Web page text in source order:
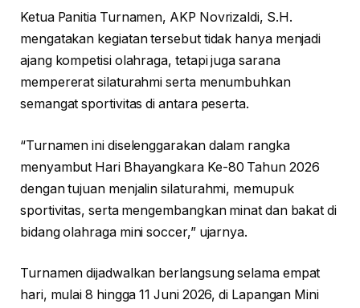
Ketua Panitia Turnamen, AKP Novrizaldi, S.H.
mengatakan kegiatan tersebut tidak hanya menjadi
ajang kompetisi olahraga, tetapi juga sarana
mempererat silaturahmi serta menumbuhkan
semangat sportivitas di antara peserta.
“Turnamen ini diselenggarakan dalam rangka
menyambut Hari Bhayangkara Ke-80 Tahun 2026
dengan tujuan menjalin silaturahmi, memupuk
sportivitas, serta mengembangkan minat dan bakat di
bidang olahraga mini soccer,” ujarnya.
Turnamen dijadwalkan berlangsung selama empat
hari, mulai 8 hingga 11 Juni 2026, di Lapangan Mini